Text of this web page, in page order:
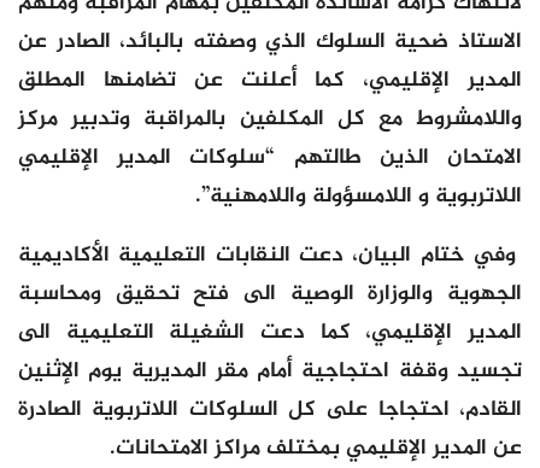
الاستاذ ضحية السلوك الذي وصفته بالبائد، الصادر عن
المدير الإقليمي، كما أعلنت عن تضامنها المطلق
واللامشروط مع كل المكلفين بالمراقبة وتدبير مركز
الامتحان الذين طالتهم “سلوكات المدير الإقليمي
اللاتربوية و اللامسؤولة واللامهنية”.
وفي ختام البيان، دعت النقابات التعليمية الأكاديمية
الجهوية والوزارة الوصية الى فتح تحقيق ومحاسبة
المدير الإقليمي، كما دعت الشغيلة التعليمية الى
تجسيد وقفة احتجاجية أمام مقر المديرية يوم الإثنين
القادم، احتجاجا على كل السلوكات اللاتربوية الصادرة
عن المدير الإقليمي بمختلف مراكز الامتحانات.